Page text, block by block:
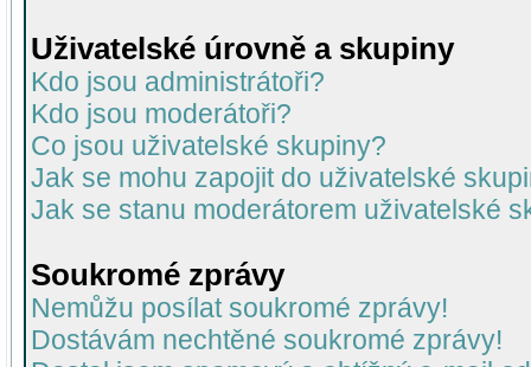
Uživatelské úrovně a skupiny
Kdo jsou administrátoři?
Kdo jsou moderátoři?
Co jsou uživatelské skupiny?
Jak se mohu zapojit do uživatelské
Jak se stanu moderátorem uživatelské
Soukromé zprávy
Nemůžu posílat soukromé zprávy!
Dostávám nechtěné soukromé zprávy!